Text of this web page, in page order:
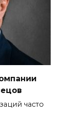
часто